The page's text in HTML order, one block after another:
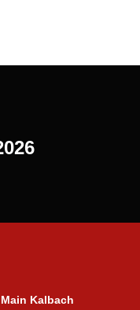
Kalbach